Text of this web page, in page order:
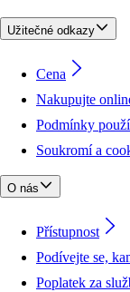
Užitečné odkazy
Cena
Nakupujte
Podmínky
Soukromí a
O nás
Přístupnost
Podívejte se,
Poplatek za